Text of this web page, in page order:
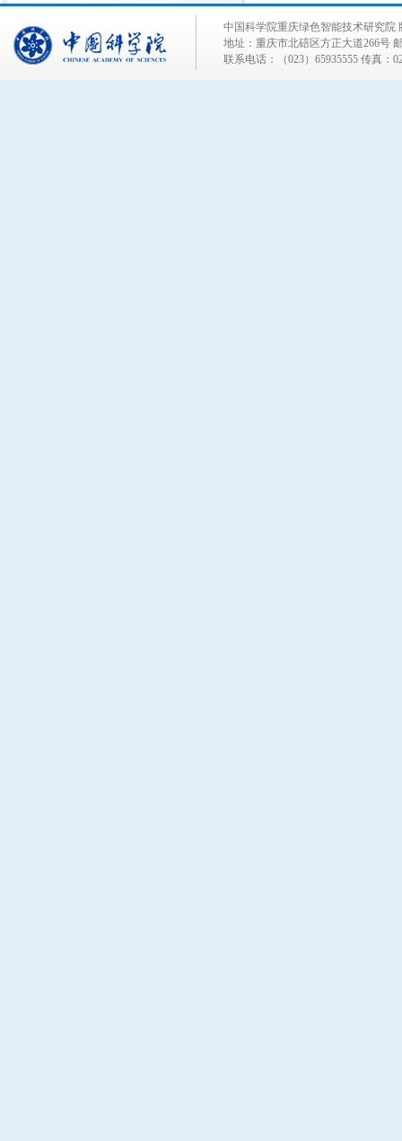
中国科学院重庆绿色智能技术研究院
地址：重庆市北碚区方正大道266号
联系电话：（023）65935555 传真：